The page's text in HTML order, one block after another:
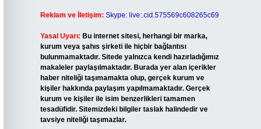
Reklam ve İletişim: Skype: live:.cid.575569c608265c69
Yasal Uyarı: Bu internet sitesi, herhangi bir marka,
kurum veya şahıs şirketi ile hiçbir bağlantısı
bulunmamaktadır. Sitede yalnızca kendi hazırladığımız
makaleler paylaşılmaktadır. Burada yer alan içerikler
haber niteliği taşımamakta olup, gerçek kurum ve
kişiler hakkında paylaşım yapılmamaktadır. Gerçek
kurum ve kişiler ile isim benzerlikleri tamamen
tesadüfidir. Sitemizdeki bilgiler taslak halindedir ve
tavsiye niteliği taşımazlar.